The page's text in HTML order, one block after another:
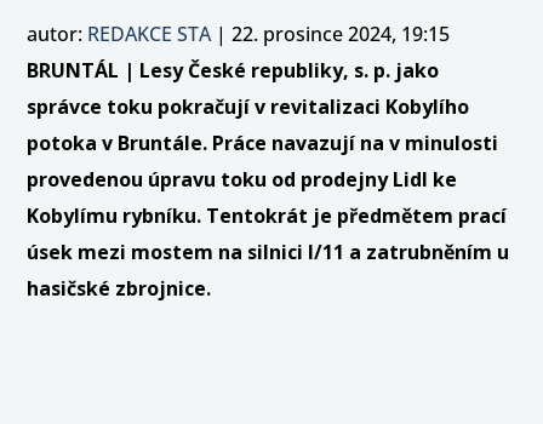
autor: REDAKCE STA|22. prosince 2024, 19:15
BRUNTÁL | Lesy České republiky, s. p. jako
správce toku pokračují v revitalizaci Kobylího
potoka v Bruntále. Práce navazují na v minulosti
provedenou úpravu toku od prodejny Lidl ke
Kobylímu rybníku. Tentokrát je předmětem prací
úsek mezi mostem na silnici I/11 a zatrubněním u
hasičské zbrojnice.